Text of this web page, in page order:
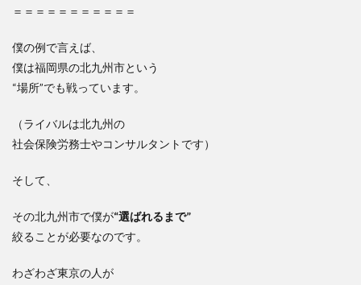
＝＝＝＝＝＝＝＝＝＝＝
僕の例で言えば、
僕は福岡県の北九州市という
“場所”でも戦っています。
（ライバルは北九州の
社会保険労務士やコンサルタントです）
そして、
その北九州市で僕が“選ばれるまで”
絞ることが必要なのです。
わざわざ東京の人が